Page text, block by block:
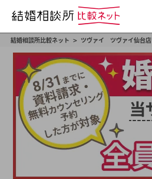
結婚相談所比較ネット > ツヴァイ ツヴァイ仙台店